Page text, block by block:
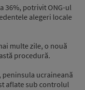
36%, potrivit ONG-ul
alegeri locale
multe zile, o nouă
procedură.
peninsula ucraineană
aflate sub controlul